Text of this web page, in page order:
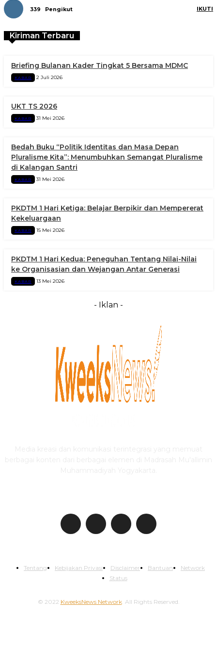
339 Pengikut IKUTI
Kiriman Terbaru
Briefing Bulanan Kader Tingkat 5 Bersama MDMC
KABAR 2 Juli 2026
UKT TS 2026
KABAR 31 Mei 2026
Bedah Buku “Politik Identitas dan Masa Depan
Pluralisme Kita”: Menumbuhkan Semangat Pluralisme
di Kalangan Santri
KABAR 31 Mei 2026
PKDTM 1 Hari Ketiga: Belajar Berpikir dan Mempererat
Kekeluargaan
KABAR 15 Mei 2026
PKDTM 1 Hari Kedua: Peneguhan Tentang Nilai-Nilai
ke Organisasian dan Wejangan Antar Generasi
KABAR 13 Mei 2026
- Iklan -
© 2022 KweeksNews Network. All Rights Reserved.
Tentang Kebijakan Privasi Disclaimer Bantuan
Network
Status